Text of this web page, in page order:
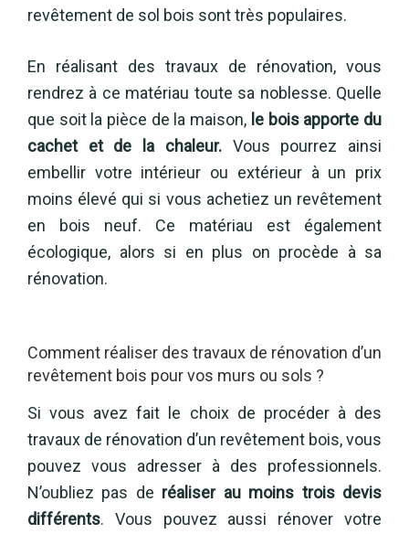
revêtement de sol bois sont très populaires.
En réalisant des travaux de rénovation, vous
rendrez à ce matériau toute sa noblesse. Quelle
que soit la pièce de la maison, le bois apporte du
cachet et de la chaleur.Vous pourrez ainsi
embellir votre intérieur ou extérieur à un prix
moins élevé qui si vous achetiez un revêtement
en bois neuf. Ce matériau est également
écologique, alors si en plus on procède à sa
rénovation.
Comment réaliser des travaux de rénovation d’un
revêtement bois pour vos murs ou sols ?
Si vous avez fait le choix de procéder à des
travaux de rénovation d’un revêtement bois, vous
pouvez vous adresser à des professionnels.
N’oubliez pas de réaliser au moins trois devis
différents. Vous pouvez aussi rénover votre